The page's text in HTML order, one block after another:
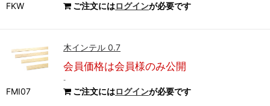
FKW ご注文にはログインが必要です
FMI07
木インテル 0.7
会員価格は会員様のみ公開
-
ご注文にはログインが必要です